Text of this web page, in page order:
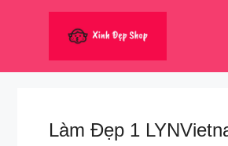
Làm Đẹp 1